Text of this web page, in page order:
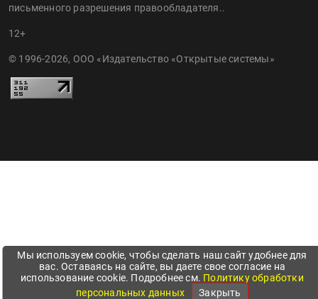
письменного разрешения правообладателя..
12+
© 1996-2026, ООО «Издательство «Открытые системы»
Мы используем cookie, чтобы сделать наш сайт удобнее для
вас. Оставаясь на сайте, вы даете свое согласие на
использование cookie. Подробнее см. Политику обработки
персональных данных
Закрыть